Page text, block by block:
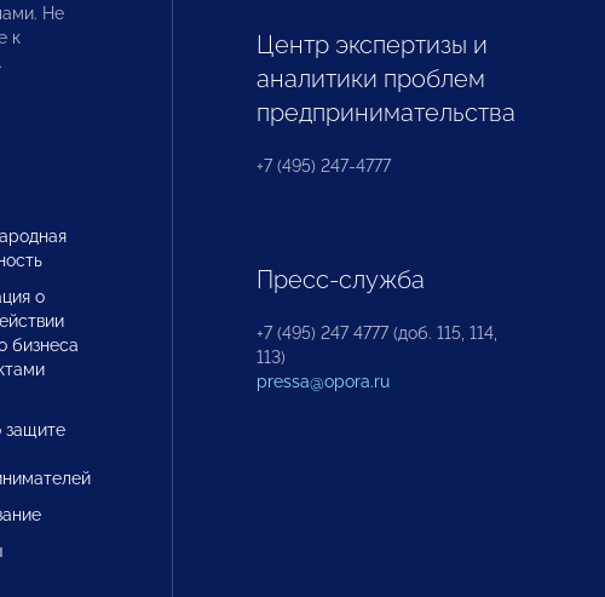
Не
к
о
бизнеса
защите
Центр экспертизы и
аналитики проблем
предпринимательства
+7 (495) 247-4777
Пресс-служба
+7 (495) 247 4777 (доб. 115, 114,
113)
pressa@opora.ru